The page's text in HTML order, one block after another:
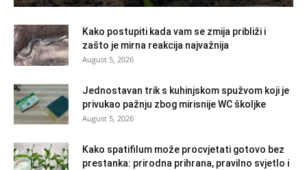
Kako postupiti kada vam se zmija približi i
zašto je mirna reakcija najvažnija
August 5, 2026
Jednostavan trik s kuhinjskom spužvom koji je
privukao pažnju zbog mirisnije WC školjke
August 5, 2026
Kako spatifilum može procvjetati gotovo bez
prestanka: prirodna prihrana, pravilno svjetlo i